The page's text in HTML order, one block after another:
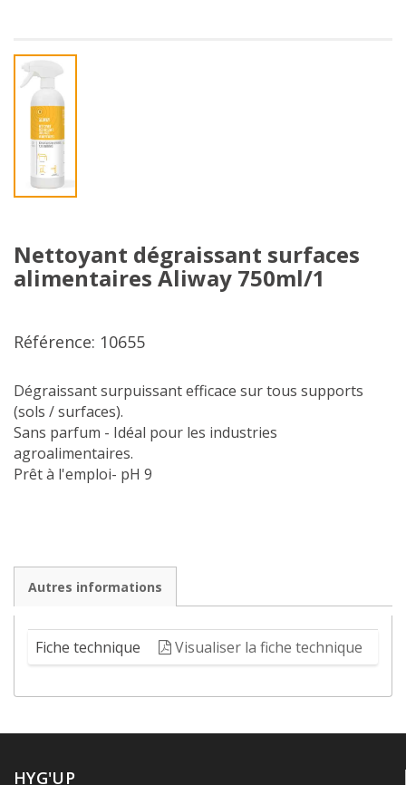
Nettoyant dégraissant surfaces
alimentaires Aliway 750ml/1
Référence: 10655
Dégraissant surpuissant efficace sur tous supports
(sols / surfaces).
Sans parfum - Idéal pour les industries
agroalimentaires.
Prêt à l'emploi- pH 9
Autres informations
Fiche technique Visualiser la fiche technique
HYG'UP